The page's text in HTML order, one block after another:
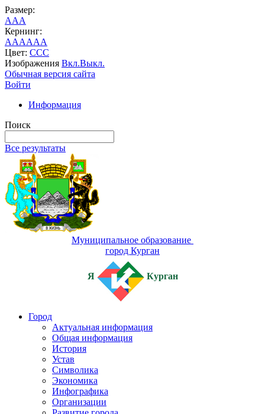
Размер:
AAA
Кернинг:
AAAAAA
Цвет: CCC
Изображения Вкл.Выкл.
Обычная версия сайта
Войти
Информация
Поиск
Все результаты
Муниципальное образование
город Курган
Я Курган
Город
Актуальная информация
Общая информация
История
Устав
Символика
Экономика
Инфографика
Организации